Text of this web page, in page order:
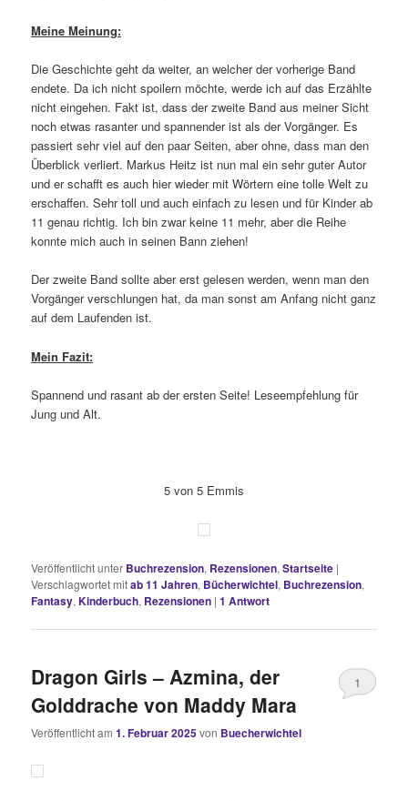
Meine Meinung:
Die Geschichte geht da weiter, an welcher der vorherige Band
endete. Da ich nicht spoilern möchte, werde ich auf das Erzählte
nicht eingehen. Fakt ist, dass der zweite Band aus meiner Sicht
noch etwas rasanter und spannender ist als der Vorgänger. Es
passiert sehr viel auf den paar Seiten, aber ohne, dass man den
Überblick verliert. Markus Heitz ist nun mal ein sehr guter Autor
und er schafft es auch hier wieder mit Wörtern eine tolle Welt zu
erschaffen. Sehr toll und auch einfach zu lesen und für Kinder ab
11 genau richtig. Ich bin zwar keine 11 mehr, aber die Reihe
konnte mich auch in seinen Bann ziehen!
Der zweite Band sollte aber erst gelesen werden, wenn man den
Vorgänger verschlungen hat, da man sonst am Anfang nicht ganz
auf dem Laufenden ist.
Mein Fazit:
Spannend und rasant ab der ersten Seite! Leseempfehlung für
Jung und Alt.
5 von 5 Emmis
Veröffentlicht unter Buchrezension, Rezensionen,Startseite |
Verschlagwortet mitab 11 Jahren, Bücherwichtel, Buchrezension,
Fantasy,Kinderbuch, Rezensionen |1 Antwort
Dragon Girls – Azmina, der
Golddrache von Maddy Mara
Veröffentlicht am1. Februar 2025von Buecherwichtel
1